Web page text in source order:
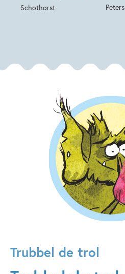
Schothorst
Peters
Trubbel de trol